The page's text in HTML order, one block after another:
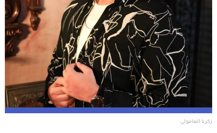
زكريا الغافولي